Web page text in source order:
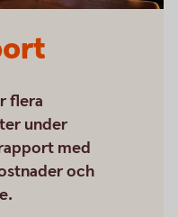
flera
under
med
och